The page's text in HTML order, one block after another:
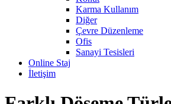
Karma Kullanım
Diğer
Çevre Düzenleme
Ofis
Sanayi Tesisleri
Online Staj
İletişim